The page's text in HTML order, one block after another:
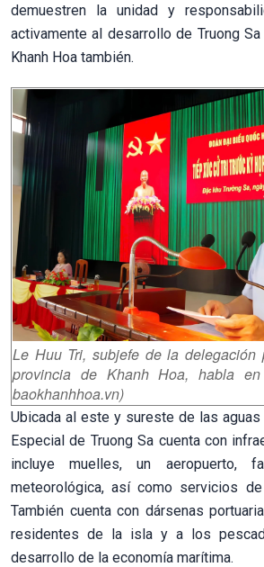
demuestren la unidad y
activamente al desarrollo de Truong
Khanh Hoa también.
Le Huu Tri, subjefe de la delegación
provincia de Khanh Hoa, habla
baokhanhhoa.vn)
Ubicada al este y sureste de las
Especial de Truong Sa cuenta con
incluye muelles, un aeropuerto,
meteorológica, así como servicios
También cuenta con dársenas
residentes de la isla y a los
desarrollo de la economía marítima.